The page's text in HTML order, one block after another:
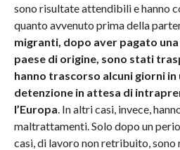
sono risultate attendibili e hanno
quanto avvenuto prima della
migranti, dopo aver pagato
paese di origine, sono stati
hanno trascorso alcuni giorni in
detenzione in attesa di
l’Europa. In altri casi, invece,
maltrattamenti. Solo dopo un
casi, di lavoro non retribuito,